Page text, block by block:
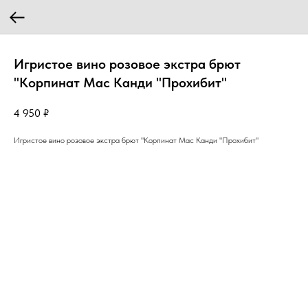
Игристое вино розовое экстра брют
"Корпинат Мас Канди "Прохибит"
4 950 ₽
Игристое вино розовое экстра брют "Корпинат Мас Канди "Прохибит"